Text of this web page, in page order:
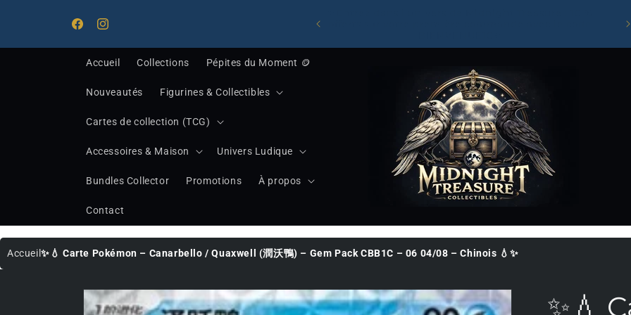
FacebookInstagram
Bienvenue chez Midnight Treasure, votre destination
pour les trésors de la pop culture !
Accueil Collections Pépites du Moment 🪙
Nouveautés Figurines & Collectibles
Cartes de collection (TCG)
Accessoires & Maison Univers Ludique
Bundles Collector Promotions À propos
Contact
Accueil✨💧 Carte Pokémon – Canarbello / Quaxwell (潤沃鴨) – Gem Pack CBB1C – 06 04/08 – Chinois 💧✨
Passer
✨💧